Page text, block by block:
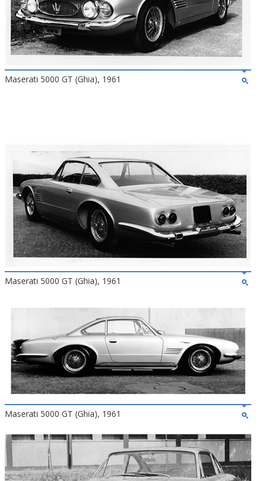
Maserati 5000 GT (Ghia), 1961
Maserati 5000 GT (Ghia), 1961
Maserati 5000 GT (Ghia), 1961